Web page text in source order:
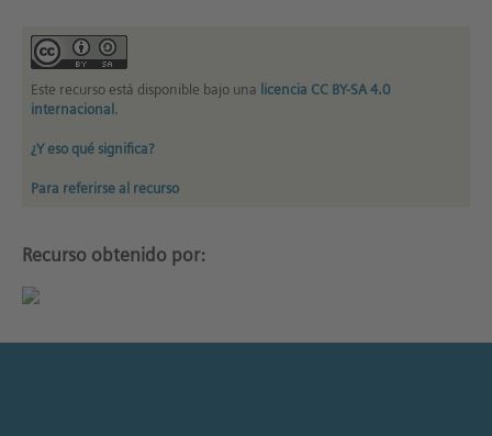
Este recurso está disponible bajo una licencia CC BY-SA 4.0
internacional.
¿Y eso qué significa?
Para referirse al recurso
Recurso obtenido por: